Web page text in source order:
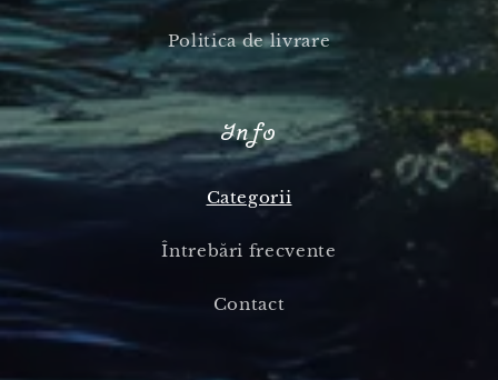
Politica de livrare
Info
Categorii
Întrebări frecvente
Contact